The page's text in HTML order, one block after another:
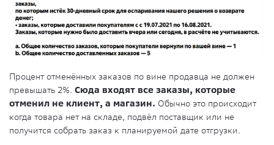
Процент отменённых заказов по вине продавца не должен
превышать 2%. Сюда входят все заказы, которые
отменил не клиент, а магазин. Обычно это происходит
когда товара нет на складе, подвёл поставщик или не
получится собрать заказ к планируемой дате отгрузки.